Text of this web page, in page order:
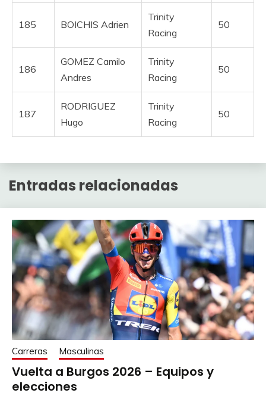
185 BOICHIS Adrien
Trinity
Racing
50
186
GOMEZ Camilo
Andres
Trinity
Racing
50
187
RODRIGUEZ
Hugo
Trinity
Racing
50
Entradas relacionadas
Carreras Masculinas
Vuelta a Burgos 2026 – Equipos y
elecciones